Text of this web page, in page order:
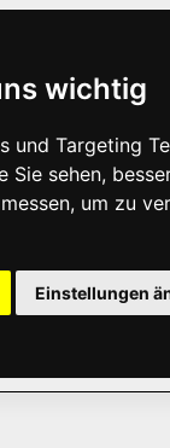
wichtig
und Targeting
sehen,
um zu
Einstellungen